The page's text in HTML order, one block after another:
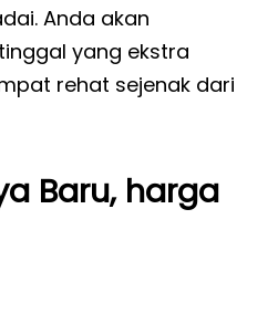
Anda akan
yang ekstra
rehat sejenak dari
Baru, harga